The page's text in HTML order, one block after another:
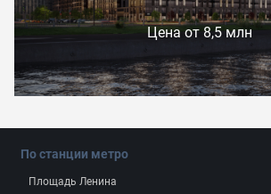
Цена от 8,5 млн
По станции метро
Площадь Ленина